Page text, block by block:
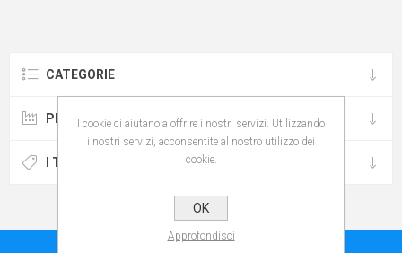
CATEGORIE
PRODUTTORI
I TAG PIÙ POPOLARI
I cookie ci aiutano a offrire i nostri servizi. Utilizzando
i nostri servizi, acconsentite al nostro utilizzo dei
cookie.
OK
Approfondisci